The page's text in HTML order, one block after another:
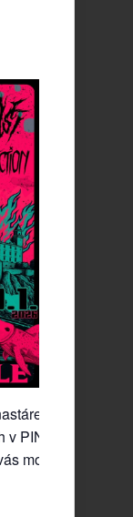
10.januára
v PINK WHALE!
motivačný